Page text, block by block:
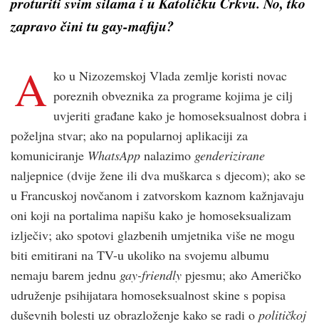
zapravo čini tu gay-mafiju?
A ko u Nizozemskoj Vlada zemlje koristi novac
poreznih obveznika za programe kojima je cilj
uvjeriti građane kako je homoseksualnost dobra i
poželjna stvar; ako na popularnoj aplikaciji za
komuniciranje WhatsApp nalazimo genderizirane
naljepnice (dvije žene ili dva muškarca s djecom); ako se
u Francuskoj novčanom i zatvorskom kaznom kažnjavaju
oni koji na portalima napišu kako je homoseksualizam
izlječiv; ako spotovi glazbenih umjetnika više ne mogu
biti emitirani na TV-u ukoliko na svojemu albumu
nemaju barem jednu gay-friendly pjesmu; ako Američko
udruženje psihijatara homoseksualnost skine s popisa
duševnih bolesti uz obrazloženje kako se radi o političkoj